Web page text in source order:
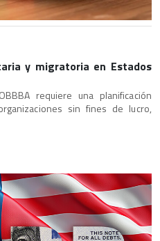
y migratoria en Estados
requiere una planificación
sin fines de lucro,